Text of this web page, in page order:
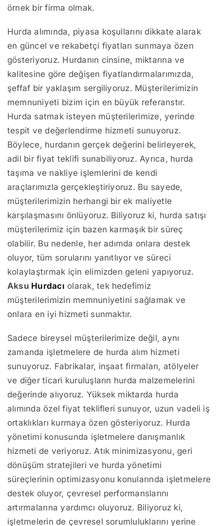
örnek bir firma olmak.
Hurda alımında, piyasa koşullarını dikkate alarak
en güncel ve rekabetçi fiyatları sunmaya özen
gösteriyoruz. Hurdanın cinsine, miktarına ve
kalitesine göre değişen fiyatlandırmalarımızda,
şeffaf bir yaklaşım sergiliyoruz. Müşterilerimizin
memnuniyeti bizim için en büyük referanstır.
Hurda satmak isteyen müşterilerimize, yerinde
tespit ve değerlendirme hizmeti sunuyoruz.
Böylece, hurdanın gerçek değerini belirleyerek,
adil bir fiyat teklifi sunabiliyoruz. Ayrıca, hurda
taşıma ve nakliye işlemlerini de kendi
araçlarımızla gerçekleştiriyoruz. Bu sayede,
müşterilerimizin herhangi bir ek maliyetle
karşılaşmasını önlüyoruz. Biliyoruz ki, hurda satışı
müşterilerimiz için bazen karmaşık bir süreç
olabilir. Bu nedenle, her adımda onlara destek
oluyor, tüm sorularını yanıtlıyor ve süreci
kolaylaştırmak için elimizden geleni yapıyoruz.
Aksu Hurdacı olarak, tek hedefimiz
müşterilerimizin memnuniyetini sağlamak ve
onlara en iyi hizmeti sunmaktır.
Sadece bireysel müşterilerimize değil, aynı
zamanda işletmelere de hurda alım hizmeti
sunuyoruz. Fabrikalar, inşaat firmaları, atölyeler
ve diğer ticari kuruluşların hurda malzemelerini
değerinde alıyoruz. Yüksek miktarda hurda
alımında özel fiyat teklifleri sunuyor, uzun vadeli iş
ortaklıkları kurmaya özen gösteriyoruz. Hurda
yönetimi konusunda işletmelere danışmanlık
hizmeti de veriyoruz. Atık minimizasyonu, geri
dönüşüm stratejileri ve hurda yönetimi
süreçlerinin optimizasyonu konularında işletmelere
destek oluyor, çevresel performanslarını
artırmalarına yardımcı oluyoruz. Biliyoruz ki,
işletmelerin de çevresel sorumluluklarını yerine